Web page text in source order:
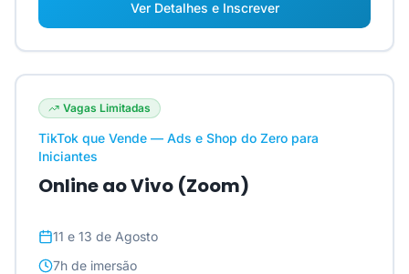
Ver Detalhes e Inscrever
Vagas Limitadas
TikTok que Vende — Ads e Shop do Zero para
Iniciantes
Online ao Vivo (Zoom)
11 e 13 de Agosto
7h de imersão